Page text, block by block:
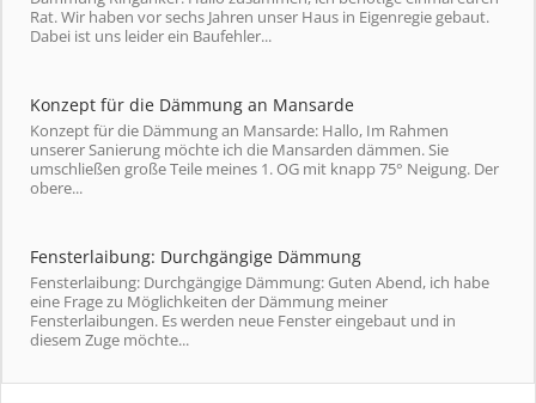
Rat. Wir haben vor sechs Jahren unser Haus in Eigenregie gebaut.
Dabei ist uns leider ein Baufehler...
Konzept für die Dämmung an Mansarde
Konzept für die Dämmung an Mansarde: Hallo, Im Rahmen
unserer Sanierung möchte ich die Mansarden dämmen. Sie
umschließen große Teile meines 1. OG mit knapp 75° Neigung. Der
obere...
Fensterlaibung: Durchgängige Dämmung
Fensterlaibung: Durchgängige Dämmung: Guten Abend, ich habe
eine Frage zu Möglichkeiten der Dämmung meiner
Fensterlaibungen. Es werden neue Fenster eingebaut und in
diesem Zuge möchte...